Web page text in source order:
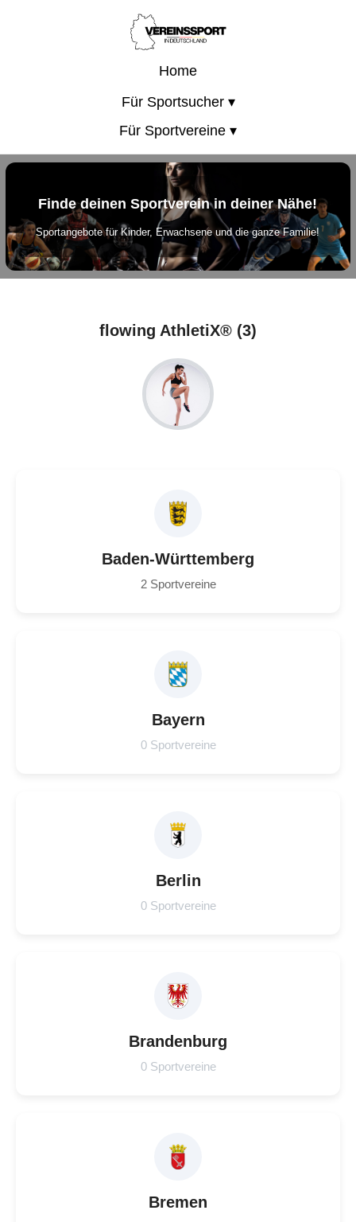
Home
Für Sportsucher ▾
Für Sportvereine ▾
Finde deinen Sportverein in deiner Nähe!
Sportangebote für Kinder, Erwachsene und die ganze Familie!
flowing AthletiX® (3)
Baden-Württemberg
2 Sportvereine
Bayern
0 Sportvereine
Berlin
0 Sportvereine
Brandenburg
0 Sportvereine
Bremen